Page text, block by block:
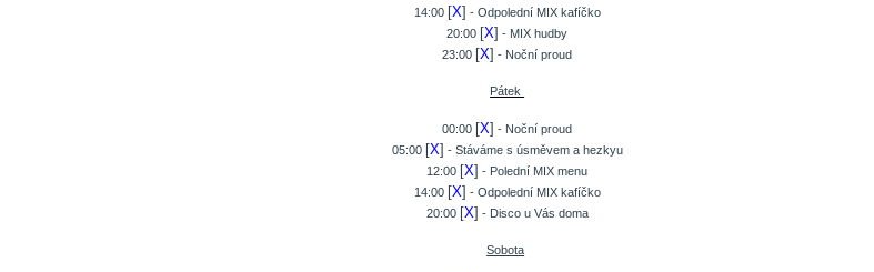
14:00 [X] - Odpolední MIX kafíčko
20:00 [X] - MIX hudby
23:00 [X] - Noční proud
Pátek
00:00 [X] - Noční proud
05:00 [X] - Stáváme s úsměvem a hezkyu
12:00 [X] - Polední MIX menu
14:00 [X] - Odpolední MIX kafíčko
20:00 [X] - Disco u Vás doma
Sobota